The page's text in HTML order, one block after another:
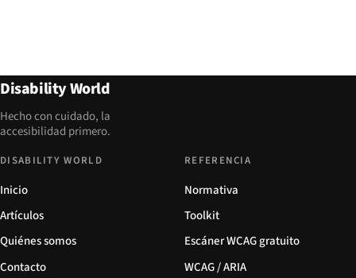
Disability World
Hecho con cuidado, la
accesibilidad primero.
DISABILITY WORLD
Inicio
Artículos
Quiénes somos
Contacto
REFERENCIA
Normativa
Toolkit
Escáner WCAG gratuito
WCAG / ARIA